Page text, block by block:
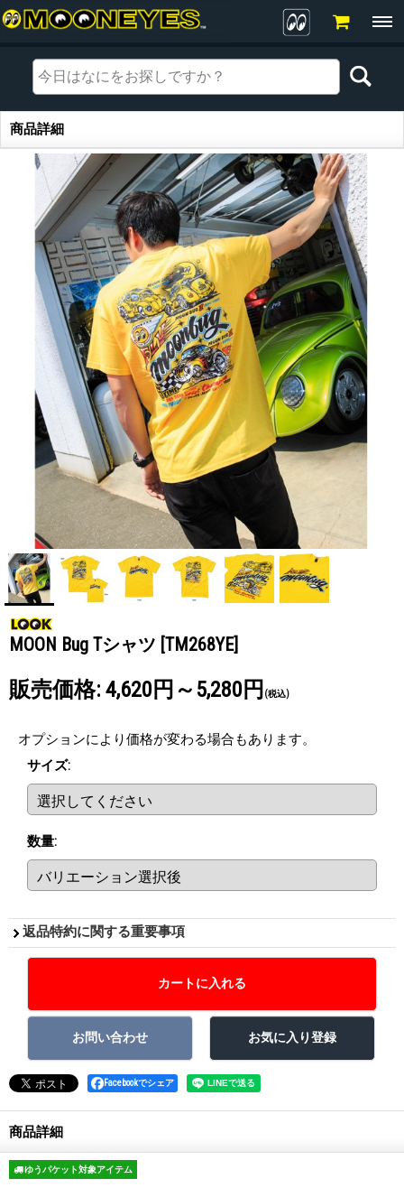
商品詳細
商品詳細
MOON Bug Tシャツ [TM268YE]
販売価格: 4,620円～5,280円 (税込)
オプションにより価格が変わる場合もあります。
サイズ:
数量:
返品特約に関する重要事項
Facebookでシェア
商品詳細
ゆうパケット対象アイテム